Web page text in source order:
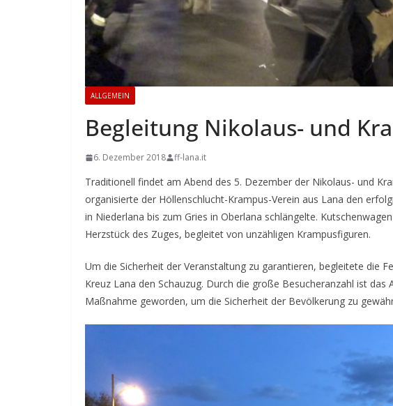
ALLGEMEIN
Begleitung Nikolaus- und
6. Dezember 2018 ff-lana.it
Traditionell findet am Abend des 5. Dezember der Nikolaus- und
organisierte der Höllenschlucht-Krampus-Verein aus Lana den
in Niederlana bis zum Gries in Oberlana schlängelte.
Herzstück des Zuges, begleitet von unzähligen Krampusfiguren.
Um die Sicherheit der Veranstaltung zu garantieren, begleitete die
Kreuz Lana den Schauzug. Durch die große Besucheranzahl ist das
Maßnahme geworden, um die Sicherheit der Bevölkerung zu